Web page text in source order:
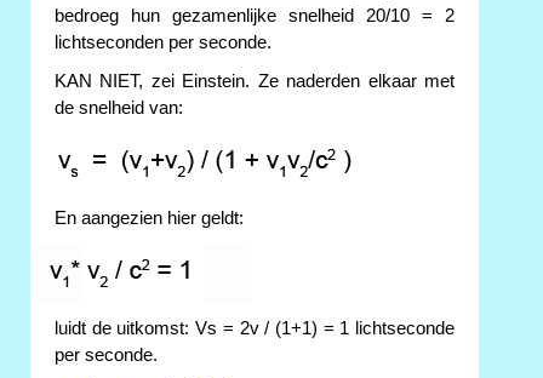
bedroeg hun gezamenlijke snelheid 20/10 = 2
lichtseconden per seconde.
KAN NIET, zei Einstein. Ze naderden elkaar met
de snelheid van:
En aangezien hier geldt:
luidt de uitkomst: Vs = 2v / (1+1) = 1 lichtseconde
per seconde.